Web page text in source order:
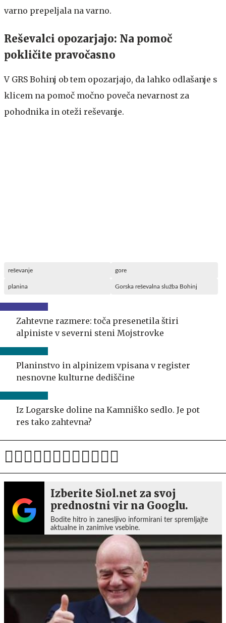
varno prepeljala na varno.
Reševalci opozarjajo: Na pomoč
pokličite pravočasno
V GRS Bohinj ob tem opozarjajo, da lahko odlašanje s
klicem na pomoč močno poveča nevarnost za
pohodnika in oteži reševanje.
reševanje gore
planina Gorska reševalna služba Bohinj
Zahtevne razmere: toča presenetila štiri
alpiniste v severni steni Mojstrovke
Planinstvo in alpinizem vpisana v register
nesnovne kulturne dediščine
Iz Logarske doline na Kamniško sedlo. Je pot
res tako zahtevna?
Izberite Siol.net za svoj
prednostni vir na Googlu.
Bodite hitro in zanesljivo informirani ter spremljajte
aktualne in zanimive vsebine.